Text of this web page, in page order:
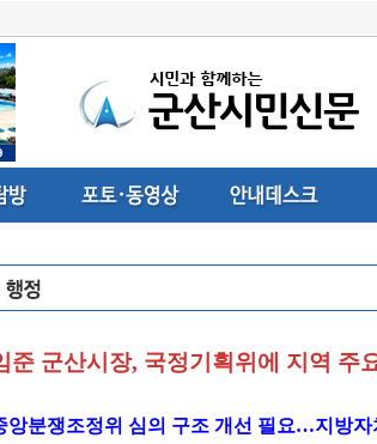
준 군산시장, 국정기획위에 지역 주
앙분쟁조정위 심의 구조 개선 필요…지방자